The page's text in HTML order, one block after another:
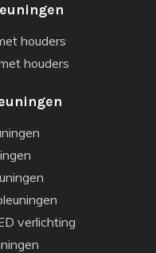
houders
houders
verlichting